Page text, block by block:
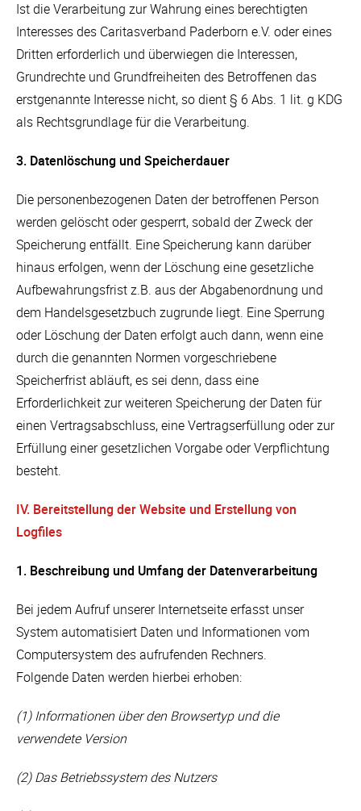
Ist die Verarbeitung zur Wahrung eines berechtigten
Interesses des Caritasverband Paderborn e.V. oder eines
Dritten erforderlich und überwiegen die Interessen,
Grundrechte und Grundfreiheiten des Betroffenen das
erstgenannte Interesse nicht, so dient § 6 Abs. 1 lit. g KDG
als Rechtsgrundlage für die Verarbeitung.
3. Datenlöschung und Speicherdauer
Die personenbezogenen Daten der betroffenen Person
werden gelöscht oder gesperrt, sobald der Zweck der
Speicherung entfällt. Eine Speicherung kann darüber
hinaus erfolgen, wenn der Löschung eine gesetzliche
Aufbewahrungsfrist z.B. aus der Abgabenordnung und
dem Handelsgesetzbuch zugrunde liegt. Eine Sperrung
oder Löschung der Daten erfolgt auch dann, wenn eine
durch die genannten Normen vorgeschriebene
Speicherfrist abläuft, es sei denn, dass eine
Erforderlichkeit zur weiteren Speicherung der Daten für
einen Vertragsabschluss, eine Vertragserfüllung oder zur
Erfüllung einer gesetzlichen Vorgabe oder Verpflichtung
besteht.
IV. Bereitstellung der Website und Erstellung von
Logfiles
1. Beschreibung und Umfang der Datenverarbeitung
Bei jedem Aufruf unserer Internetseite erfasst unser
System automatisiert Daten und Informationen vom
Computersystem des aufrufenden Rechners.
Folgende Daten werden hierbei erhoben:
(1) Informationen über den Browsertyp und die
verwendete Version
(2) Das Betriebssystem des Nutzers